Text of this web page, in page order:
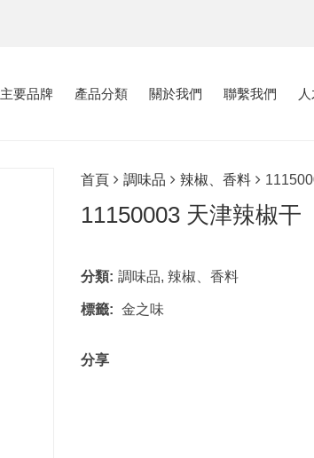
主要品牌 產品分類 關於我們 聯繫我們
首頁 調味品 辣椒、香料
11150003 天津辣椒干
分類: 調味品, 辣椒、香料
標籤: 金之味
分享